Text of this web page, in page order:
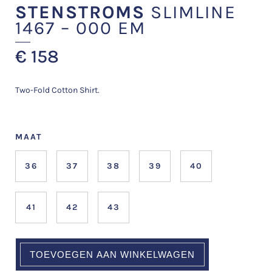
STENSTROMS SLIMLINE
1467 – 000 EM
€ 158
Two-Fold Cotton Shirt.
MAAT
36 37 38 39 40
41 42 43
TOEVOEGEN AAN WINKELWAGEN